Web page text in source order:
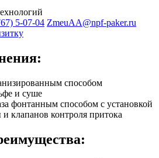
5-07-04 ZmeuAA@npf-paker.ru
способом
и суше
фонтанным способом с установкой
и клапанов контроля притока